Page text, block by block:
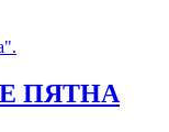
ПЯТНА